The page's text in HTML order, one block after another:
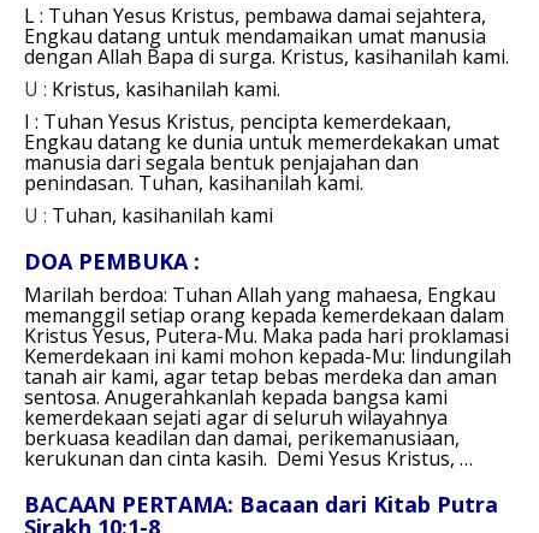
L : Tuhan Yesus Kristus, pembawa damai sejahtera,
Engkau datang untuk mendamaikan umat manusia
dengan Allah Bapa di surga. Kristus, kasihanilah kami.
U : Kristus, kasihanilah kami.
I : Tuhan Yesus Kristus, pencipta kemerdekaan,
Engkau datang ke dunia untuk memerdekakan umat
manusia dari segala bentuk penjajahan dan
penindasan. Tuhan, kasihanilah kami.
U : Tuhan, kasihanilah kami
DOA PEMBUKA :
Marilah berdoa: Tuhan Allah yang mahaesa, Engkau
memanggil setiap orang kepada kemerdekaan dalam
Kristus Yesus, Putera-Mu. Maka pada hari proklamasi
Kemerdekaan ini kami mohon kepada-Mu: lindungilah
tanah air kami, agar tetap bebas merdeka dan aman
sentosa. Anugerahkanlah kepada bangsa kami
kemerdekaan sejati agar di seluruh wilayahnya
berkuasa keadilan dan damai, perikemanusiaan,
kerukunan dan cinta kasih. Demi Yesus Kristus, …
BACAAN PERTAMA: Bacaan dari Kitab Putra
Sirakh 10:1-8